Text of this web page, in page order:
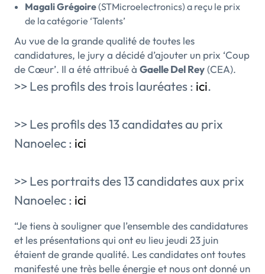
Magali Grégoire(STMicroelectronics) a reçu le prix
de la catégorie ‘Talents’
Au vue de la grande qualité de toutes les
candidatures, le jury a décidé d’ajouter un prix ‘Coup
de Cœur’. Il a été attribué à Gaelle Del Rey(CEA).
>> Les profils des trois lauréates : ici.
>> Les profils des 13 candidates au prix
Nanoelec : ici
>> Les portraits des 13 candidates aux prix
Nanoelec : ici
“Je tiens à souligner que l’ensemble des candidatures
et les présentations qui ont eu lieu jeudi 23 juin
étaient de grande qualité. Les candidates ont toutes
manifesté une très belle énergie et nous ont donné un